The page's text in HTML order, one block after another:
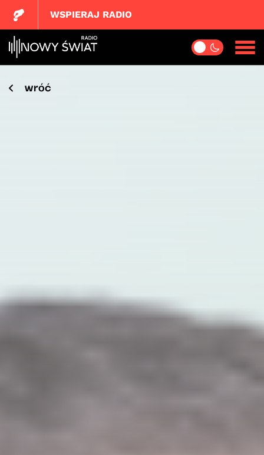
WSPIERAJ RADIO
wróć